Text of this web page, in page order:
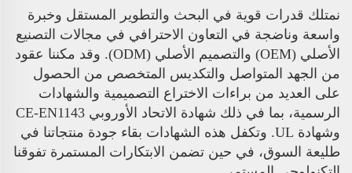
نمتلك قدرات قوية في البحث والتطوير المستقل وخبرة
واسعة وناضجة في التعاون الاحترافي في مجالات التصنيع
الأصلي (OEM) والتصميم الأصلي (ODM). وقد مكننا عقود
من الجهد المتواصل والتكديس المتخصص من الحصول
على العديد من براءات الاختراع التصميمية والشهادات
الرسمية، بما في ذلك شهادة الاتحاد الأوروبي CE-EN1143
وشهادة UL. وتكفل هذه الشهادات بقاء جودة منتجاتنا في
طليعة السوق، في حين تضمن الابتكارات المستمرة تفوقنا